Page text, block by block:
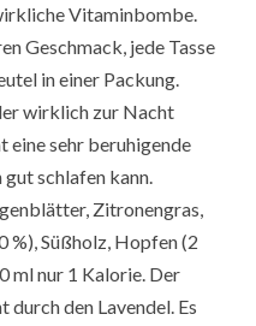
Vitaminbombe.
Geschmack, jede Tasse
in einer Packung.
wirklich zur Nacht
eine sehr beruhigende
schlafen kann.
Zitronengras,
Süßholz, Hopfen (2
ml nur 1 Kalorie. Der
durch den Lavendel. Es